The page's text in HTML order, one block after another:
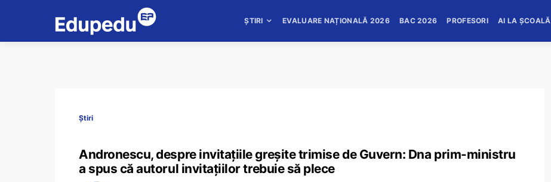
ȘTIRI EVALUARE NAȚIONALĂ 2026 BAC 2026 PROFESORI AI LA ȘCOALĂ
Știri
Andronescu, despre invitațiile greșite trimise de Guvern: Dna prim-ministru
a spus că autorul invitațiilor trebuie să plece